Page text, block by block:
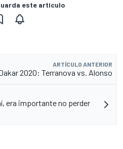
este artículo
ARTÍCULO ANTERIOR
2020: Terranova vs. Alonso
era importante no perder